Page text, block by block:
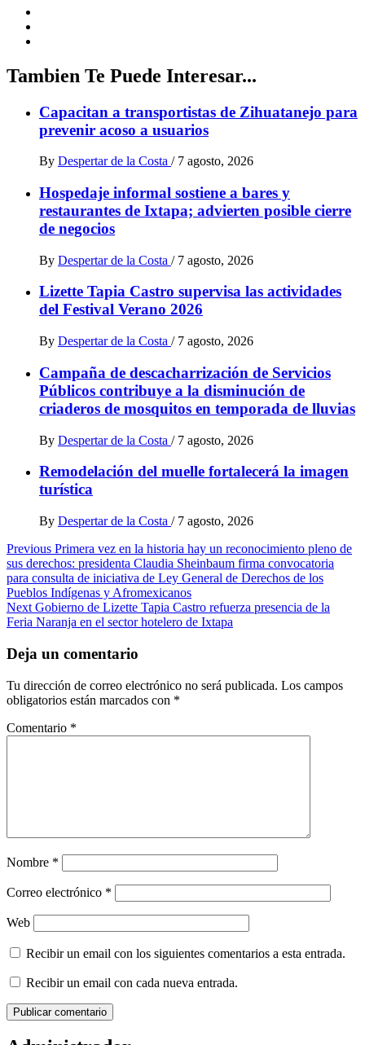
Tambien Te Puede Interesar...
Capacitan a transportistas de Zihuatanejo para
prevenir acoso a usuarios
By Despertar de la Costa / 7 agosto, 2026
Hospedaje informal sostiene a bares y
restaurantes de Ixtapa; advierten posible cierre
de negocios
By Despertar de la Costa / 7 agosto, 2026
Lizette Tapia Castro supervisa las actividades
del Festival Verano 2026
By Despertar de la Costa / 7 agosto, 2026
Campaña de descacharrización de Servicios
Públicos contribuye a la disminución de
criaderos de mosquitos en temporada de lluvias
By Despertar de la Costa / 7 agosto, 2026
Remodelación del muelle fortalecerá la imagen
turística
By Despertar de la Costa / 7 agosto, 2026
Post
navigation
Previous Primera vez en la historia hay un reconocimiento pleno de
sus derechos: presidenta Claudia Sheinbaum firma convocatoria
para consulta de iniciativa de Ley General de Derechos de los
Pueblos Indígenas y Afromexicanos
Next Gobierno de Lizette Tapia Castro refuerza presencia de la
Feria Naranja en el sector hotelero de Ixtapa
Deja un comentario
Tu dirección de correo electrónico no será publicada. Los campos
obligatorios están marcados con *
Comentario *
Nombre *
Correo electrónico *
Web
Recibir un email con los siguientes comentarios a esta entrada.
Recibir un email con cada nueva entrada.